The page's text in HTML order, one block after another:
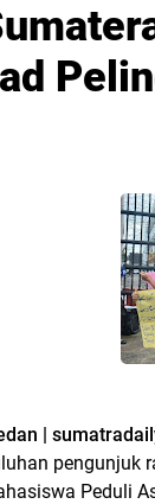
|
pengunjuk
Peduli